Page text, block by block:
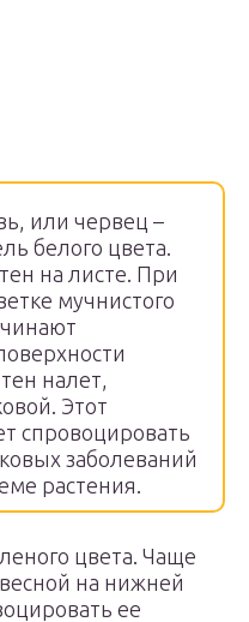
или червец –
белого цвета.
на листе. При
мучнистого
налет,
Этот
спровоцировать
заболеваний
растения.
цвета. Чаще
на нижней
ее